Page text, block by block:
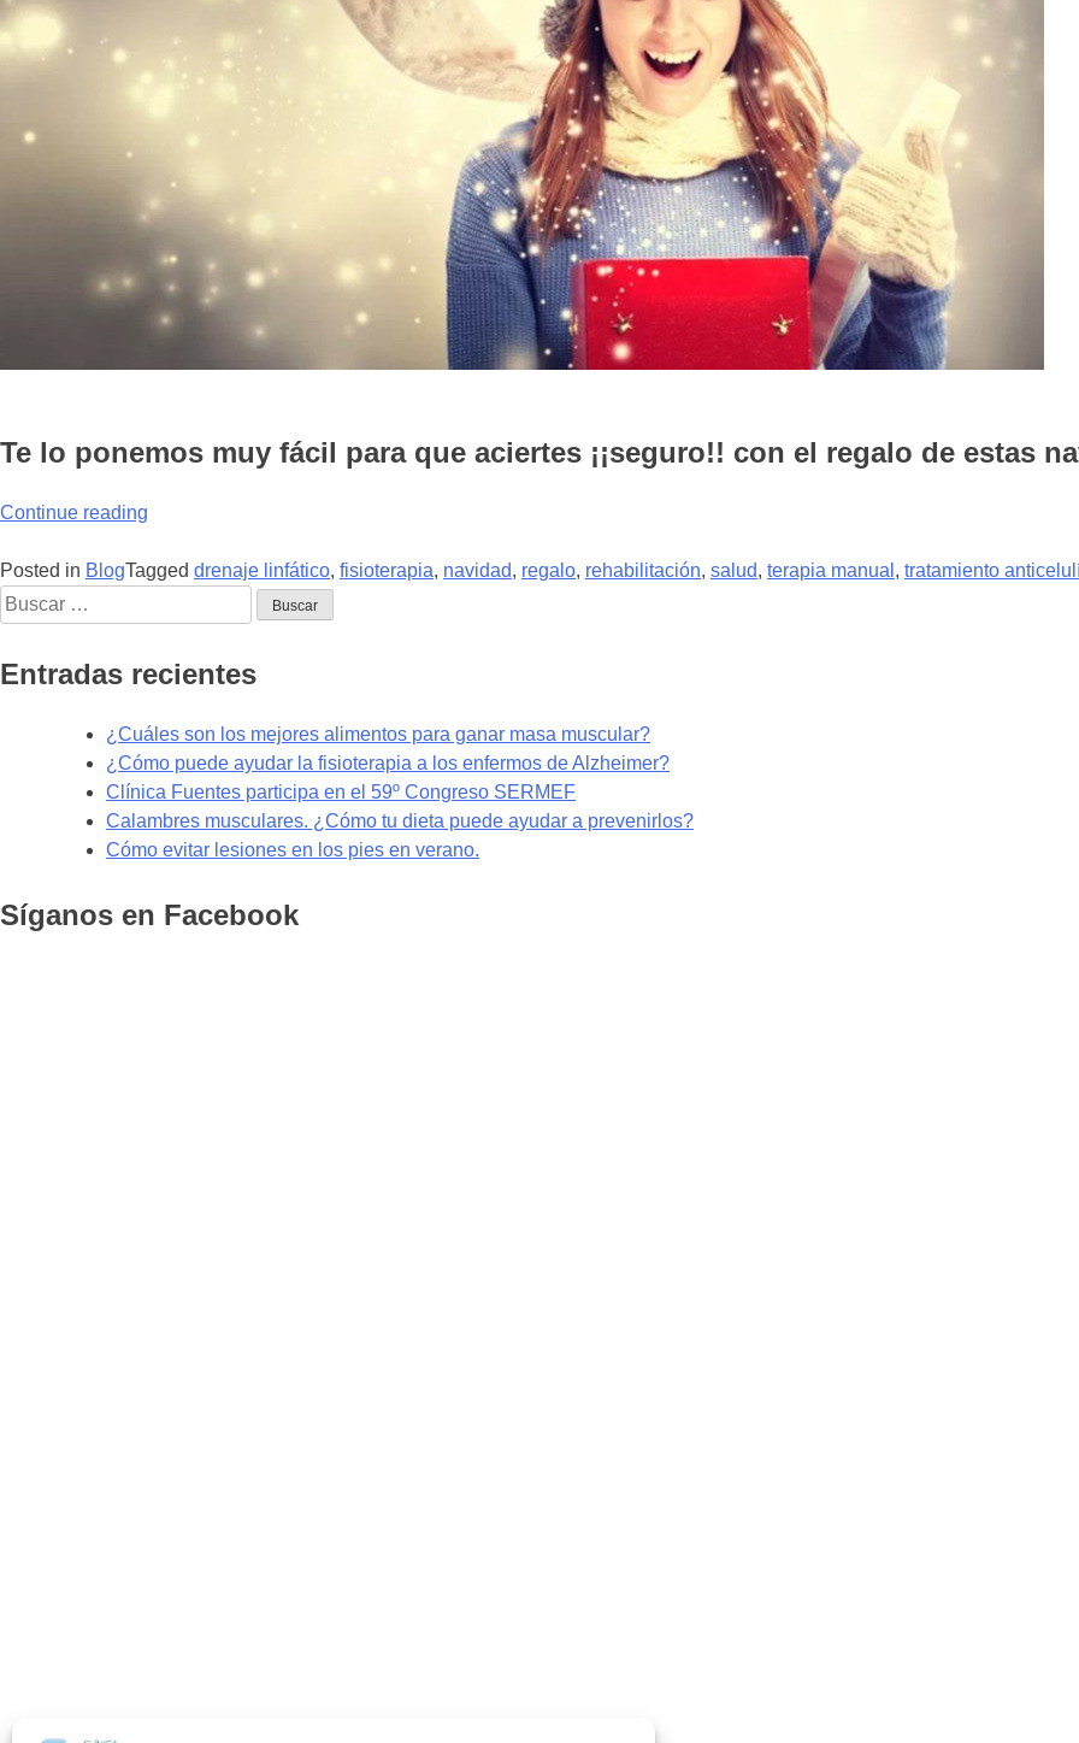
Te lo ponemos muy fácil para que aciertes ¡¡seguro!! con el regalo de estas
Continue reading
regala
Posted in BlogTagged drenaje linfático, fisioterapia, navidad, regalo, rehabilitación, salud, terapia manual , tratamiento
Buscar:
Entradas recientes
¿Cuáles son los mejores alimentos para ganar masa muscular?
¿Cómo puede ayudar la fisioterapia a los enfermos de Alzheimer?
Clínica Fuentes participa en el 59º Congreso SERMEF
Calambres musculares. ¿Cómo tu dieta puede ayudar a prevenirlos?
Cómo evitar lesiones en los pies en verano.
Síganos en Facebook